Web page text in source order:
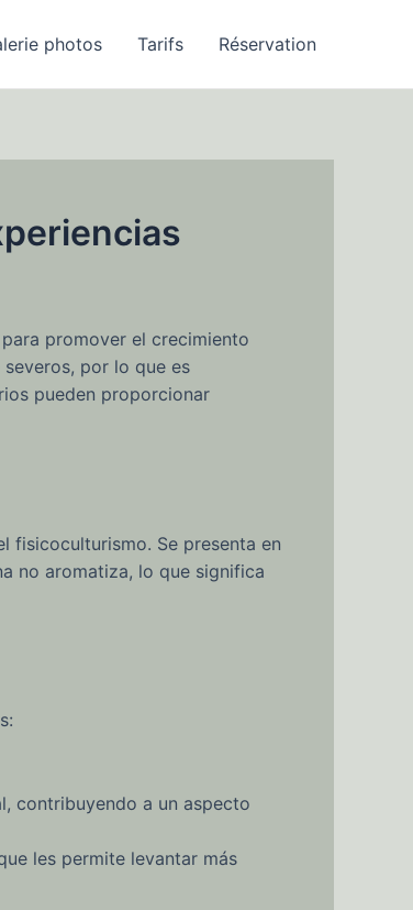
photos Tarifs Réservation
promover el crecimiento
por lo que es
pueden proporcionar
fisicoculturismo. Se presenta en
no aromatiza, lo que significa
contribuyendo a un aspecto
les permite levantar más